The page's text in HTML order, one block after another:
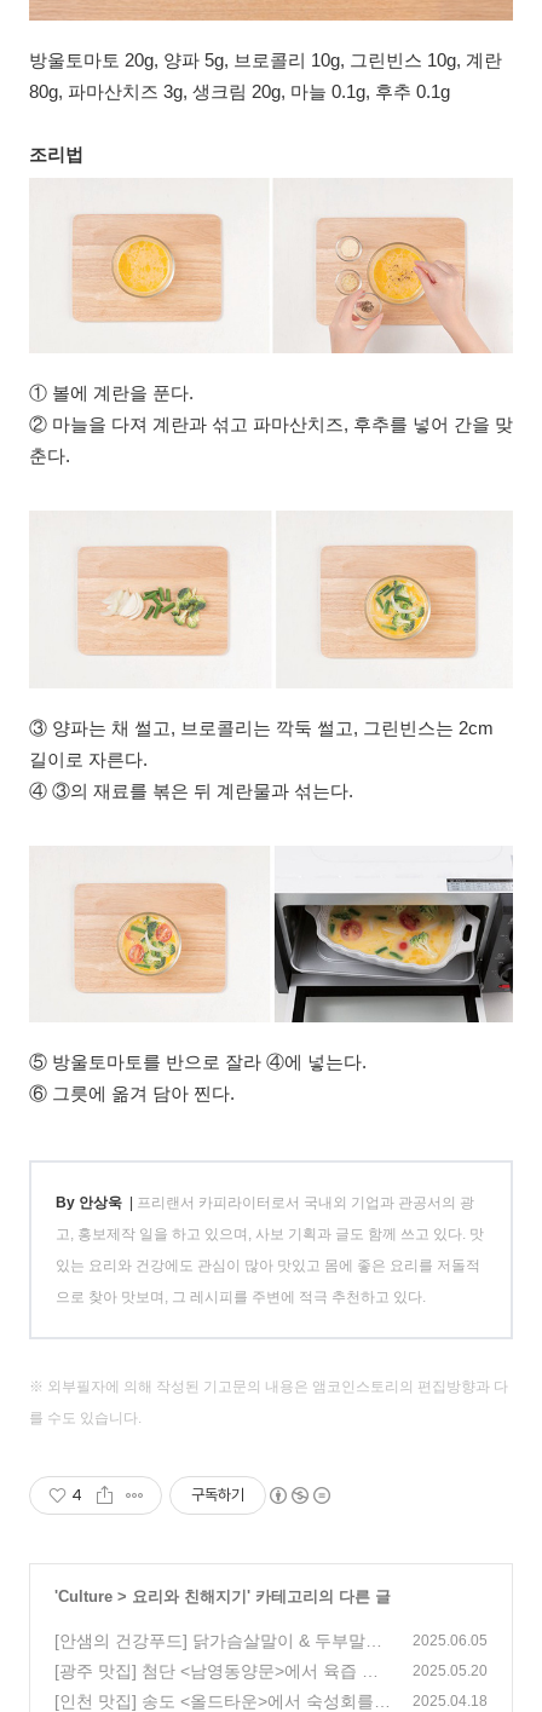
방울토마토 20g, 양파 5g, 브로콜리 10g, 그린빈스 10g, 계란
80g, 파마산치즈 3g, 생크림 20g, 마늘 0.1g, 후추 0.1g
조리법
① 볼에 계란을 푼다.
② 마늘을 다져 계란과 섞고 파마산치즈, 후추를 넣어 간을 맞
춘다.
③ 양파는 채 썰고, 브로콜리는 깍둑 썰고, 그린빈스는 2cm
길이로 자른다.
④ ③의 재료를 볶은 뒤 계란물과 섞는다.
⑤ 방울토마토를 반으로 잘라 ④에 넣는다.
⑥ 그릇에 옮겨 담아 찐다.
By 안상욱 | 프리랜서 카피라이터로서 국내외 기업과 관공서의 광
고, 홍보제작 일을 하고 있으며, 사보 기획과 글도 함께 쓰고 있다. 맛
있는 요리와 건강에도 관심이 많아 맛있고 몸에 좋은 요리를 저돌적
으로 찾아 맛보며, 그 레시피를 주변에 적극 추천하고 있다.
※ 외부필자에 의해 작성된 기고문의 내용은 앰코인스토리의 편집방향과 다
를 수도 있습니다.
4 구독하기
'Culture > 요리와 친해지기 ' 카테고리의 다른 글
[안샘의 건강푸드] 닭가슴살말이 & 두부말이
찜
(1)
2025.06.05
[광주 맛집] 첨단 <남영동양문>에서 육즙 가
득한 생소갈비를 만나보세요!
(0)
2025.05.20
[인천 맛집] 송도 <올드타운>에서 숙성회를
2025.04.18